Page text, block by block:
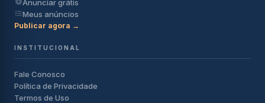
Anunciar grátis
Meus anúncios
Publicar agora →
INSTITUCIONAL
Fale Conosco
Política de Privacidade
Termos de Uso